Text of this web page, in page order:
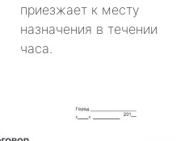
приезжает к месту
назначения в течении
часа.